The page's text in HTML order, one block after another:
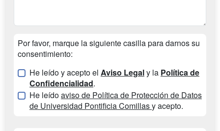
Por favor, marque la siguiente casilla para darnos su
consentimiento:
He leído y acepto el Aviso Legaly la Política de
Confidencialidad.
He leídoaviso de Política de Protección de Datos
de Universidad Pontificia Comillasy acepto.